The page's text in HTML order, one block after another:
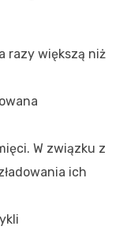
razy większą niż
W związku z
ich